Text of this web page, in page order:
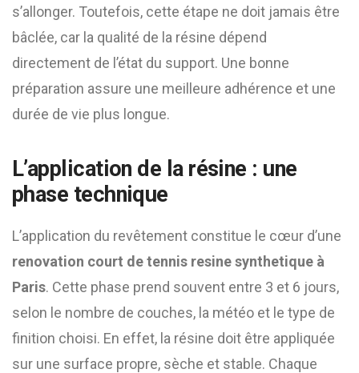
s’allonger. Toutefois, cette étape ne doit jamais être
bâclée, car la qualité de la résine dépend
directement de l’état du support. Une bonne
préparation assure une meilleure adhérence et une
durée de vie plus longue.
L’application de la résine : une
phase technique
L’application du revêtement constitue le cœur d’une
renovation court de tennis resine synthetique à
Paris. Cette phase prend souvent entre 3 et 6 jours,
selon le nombre de couches, la météo et le type de
finition choisi. En effet, la résine doit être appliquée
sur une surface propre, sèche et stable. Chaque